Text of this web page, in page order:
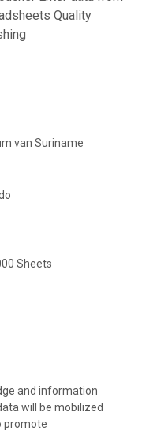
Quality
van Suriname
Sheets
and information
will be mobilized
promote